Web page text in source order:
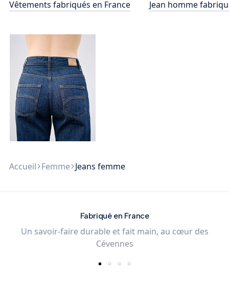
Vêtements fabriqués en France Jean homme
Accueil Femme Jeans femme
Fabriqué en France
Un savoir-faire durable et fait main, au cœur des
Cévennes